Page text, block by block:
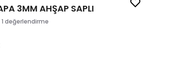
3MM AHŞAP SAPLI
1 değerlendirme